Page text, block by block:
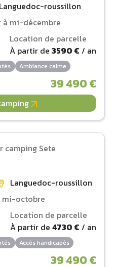
Languedoc-roussillon
mi-décembre
Location de parcelle
À partir de 3590 € / an
Ambiance calme
39 490 €
Languedoc-roussillon
mi-octobre
Location de parcelle
À partir de 4730 € / an
Accès handicapés
39 490 €